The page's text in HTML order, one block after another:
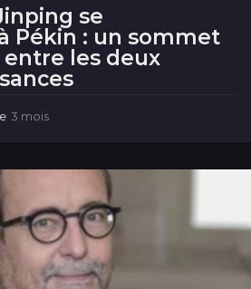
se
Pékin : un sommet
les deux
3 mois
i